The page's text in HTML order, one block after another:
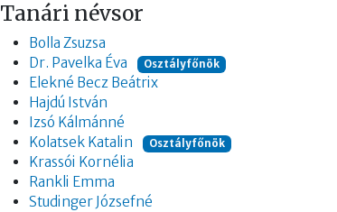
Tanári névsor
Bolla Zsuzsa
Dr. Pavelka Éva
Osztályfőnök
Elekné Becz Beátrix
Hajdú István
Izsó Kálmánné
Kolatsek Katalin
Osztályfőnök
Krassói Kornélia
Rankli Emma
Studinger Józsefné